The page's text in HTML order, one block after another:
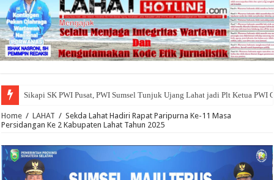
Sikapi SK PWI Pusat, PWI Sumsel Tunjuk Ujang Lahat jadi Plt Ketua PWI
Home / LAHAT / Sekda Lahat Hadiri Rapat Paripurna Ke-11 Masa
Persidangan Ke 2 Kabupaten Lahat Tahun 2025